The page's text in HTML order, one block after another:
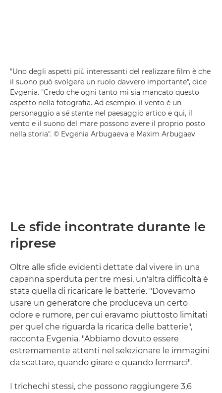
"Uno degli aspetti più interessanti del realizzare film è che
il suono può svolgere un ruolo davvero importante", dice
Evgenia. "Credo che ogni tanto mi sia mancato questo
aspetto nella fotografia. Ad esempio, il vento è un
personaggio a sé stante nel paesaggio artico e qui, il
vento e il suono del mare possono avere il proprio posto
nella storia". © Evgenia Arbugaeva e Maxim Arbugaev
Le sfide incontrate durante le
riprese
Oltre alle sfide evidenti dettate dal vivere in una
capanna sperduta per tre mesi, un'altra difficoltà è
stata quella di ricaricare le batterie. "Dovevamo
usare un generatore che produceva un certo
odore e rumore, per cui eravamo piuttosto limitati
per quel che riguarda la ricarica delle batterie",
racconta Evgenia. "Abbiamo dovuto essere
estremamente attenti nel selezionare le immagini
da scattare, quando girare e quando fermarci".
I trichechi stessi, che possono raggiungere 3,6